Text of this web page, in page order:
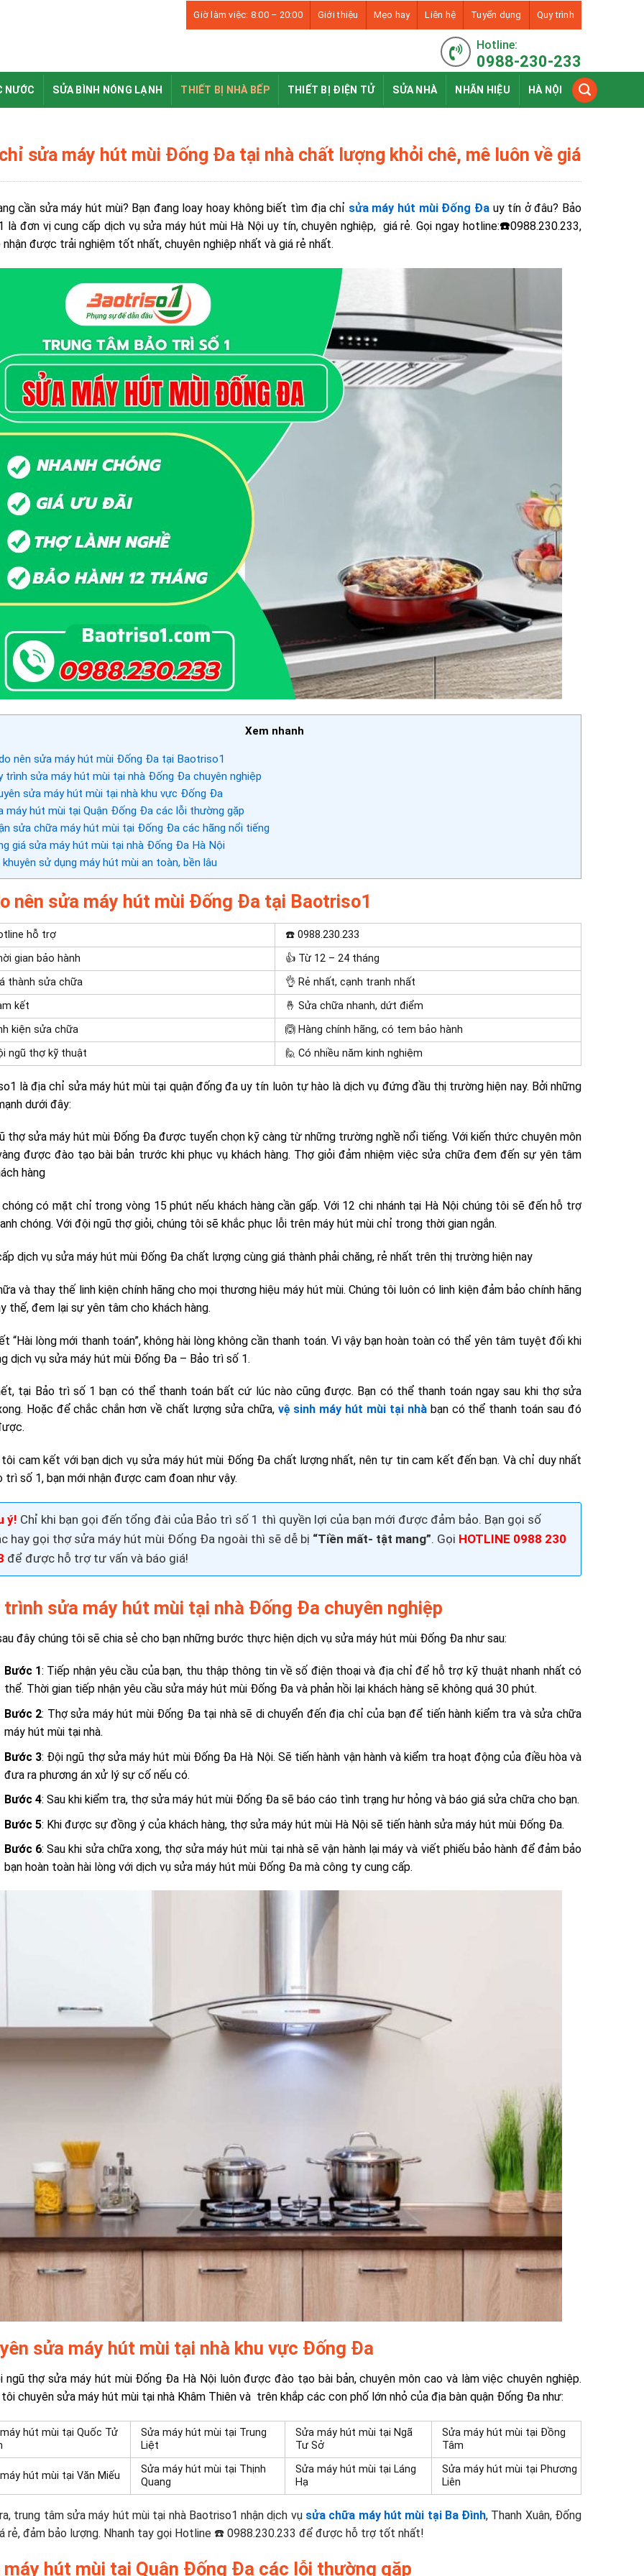
Giờ làm việc: 8:00 – 20:00 Giới thiệu Mẹo hay Liên hệ Tuyển dụng Quy trình
Hotline:
0988-230-233
NƯỚC SỬA BÌNH NÓNG LẠNH THIẾT BỊ NHÀ BẾP THIẾT BỊ ĐIỆN TỬ SỬA NHÀ NHÃN HIỆU HÀ NỘI
sửa máy hút mùi Đống Đa tại nhà chất lượng khỏi chê, mê luôn về giá
cần sửa máy hút mùi? Bạn đang loay hoay không biết tìm địa chỉ sửa máy hút mùi Đống Đauy tín ở đâu? Bảo
là đơn vị cung cấp dịch vụ sửa máy hút mùi Hà Nội uy tín, chuyên nghiệp, giá rẻ. Gọi ngay hotline:☎️0988.230.233,
nhận được trải nghiệm tốt nhất, chuyên nghiệp nhất và giá rẻ nhất.
Xem nhanh
nên sửa máy hút mùi Đống Đa tại Baotriso1
trình sửa máy hút mùi tại nhà Đống Đa chuyên nghiệp
sửa máy hút mùi tại nhà khu vực Đống Đa
máy hút mùi tại Quận Đống Đa các lỗi thường gặp
sửa chữa máy hút mùi tại Đống Đa các hãng nổi tiếng
giá sửa máy hút mùi tại nhà Đống Đa Hà Nội
khuyên sử dụng máy hút mùi an toàn, bền lâu
nên sửa máy hút mùi Đống Đa tại Baotriso1
hỗ trợ
☎️ 0988.230.233
gian bảo hành
👍 Từ 12 – 24 tháng
thành sửa chữa
👌 Rẻ nhất, cạnh tranh nhất
kết
🤞 Sửa chữa nhanh, dứt điểm
kiện sửa chữa
🙆 Hàng chính hãng, có tem bảo hành
ngũ thợ kỹ thuật
🙋 Có nhiều năm kinh nghiệm
là địa chỉ sửa máy hút mùi tại quận đống đa uy tín luôn tự hào là dịch vụ đứng đầu thị trường hiện nay. Bởi những
dưới đây:
thợ sửa máy hút mùi Đống Đa được tuyển chọn kỹ càng từ những trường nghề nổi tiếng. Với kiến thức chuyên môn
được đào tạo bài bản trước khi phục vụ khách hàng. Thợ giỏi đảm nhiệm việc sửa chữa đem đến sự yên tâm
hàng
chóng có mặt chỉ trong vòng 15 phút nếu khách hàng cần gấp. Với 12 chi nhánh tại Hà Nội chúng tôi sẽ đến hỗ trợ
chóng. Với đội ngũ thợ giỏi, chúng tôi sẽ khắc phục lỗi trên máy hút mùi chỉ trong thời gian ngắn.
dịch vụ sửa máy hút mùi Đống Đa chất lượng cùng giá thành phải chăng, rẻ nhất trên thị trường hiện nay
và thay thế linh kiện chính hãng cho mọi thương hiệu máy hút mùi. Chúng tôi luôn có linh kiện đảm bảo chính hãng
thế, đem lại sự yên tâm cho khách hàng.
“Hài lòng mới thanh toán”, không hài lòng không cần thanh toán. Vì vậy bạn hoàn toàn có thể yên tâm tuyệt đối khi
dịch vụ sửa máy hút mùi Đống Đa – Bảo trì số 1.
tại Bảo trì số 1 bạn có thể thanh toán bất cứ lúc nào cũng được. Bạn có thể thanh toán ngay sau khi thợ sửa
Hoặc để chắc chắn hơn về chất lượng sửa chữa, vệ sinh máy hút mùi tại nhàbạn có thể thanh toán sau đó
tôi cam kết với bạn dịch vụ sửa máy hút mùi Đống Đa chất lượng nhất, nên tự tin cam kết đến bạn. Và chỉ duy nhất
trì số 1, bạn mới nhận được cam đoan như vậy.
ý! Chỉ khi bạn gọi đến tổng đài của Bảo trì số 1 thì quyền lợi của bạn mới được đảm bảo. Bạn gọi số
hay gọi thợ sửa máy hút mùi Đống Đa ngoài thì sẽ dễ bị “Tiền mất- tật mang”. Gọi HOTLINE 0988 230
để được hỗ trợ tư vấn và báo giá!
trình sửa máy hút mùi tại nhà Đống Đa chuyên nghiệp
đây chúng tôi sẽ chia sẻ cho bạn những bước thực hiện dịch vụ sửa máy hút mùi Đống Đa như sau:
Bước 1: Tiếp nhận yêu cầu của bạn, thu thập thông tin về số điện thoại và địa chỉ để hỗ trợ kỹ thuật nhanh nhất có
thể. Thời gian tiếp nhận yêu cầu sửa máy hút mùi Đống Đa và phản hồi lại khách hàng sẽ không quá 30 phút.
Bước 2: Thợ sửa máy hút mùi Đống Đa tại nhà sẽ di chuyển đến địa chỉ của bạn để tiến hành kiểm tra và sửa chữa
máy hút mùi tại nhà.
Bước 3: Đội ngũ thợ sửa máy hút mùi Đống Đa Hà Nội. Sẽ tiến hành vận hành và kiểm tra hoạt động của điều hòa và
đưa ra phương án xử lý sự cố nếu có.
Bước 4: Sau khi kiểm tra, thợ sửa máy hút mùi Đống Đa sẽ báo cáo tình trạng hư hỏng và báo giá sửa chữa cho bạn.
Bước 5: Khi được sự đồng ý của khách hàng, thợ sửa máy hút mùi Hà Nội sẽ tiến hành sửa máy hút mùi Đống Đa.
Bước 6: Sau khi sửa chữa xong, thợ sửa máy hút mùi tại nhà sẽ vận hành lại máy và viết phiếu bảo hành để đảm bảo
bạn hoàn toàn hài lòng với dịch vụ sửa máy hút mùi Đống Đa mà công ty cung cấp.
sửa máy hút mùi tại nhà khu vực Đống Đa
ngũ thợsửa máy hút mùi Đống Đa Hà Nội luôn được đào tạo bài bản, chuyên môn cao và làm việc chuyên nghiệp.
tôi chuyên sửa máy hút mùi tại nhà Khâm Thiên và trên khắp các con phố lớn nhỏ của địa bàn quận Đống Đa như:
hút mùi tạiQuốc Tử
Sửa máy hút mùi tại Trung
Liệt
Sửa máy hút mùi tại Ngã
Tư Sở
Sửa máy hút mùi tại Đồng
Tâm
hút mùi tạiVăn Miếu
Sửa máy hút mùi tại Thịnh
Quang
Sửa máy hút mùi tại Láng
Hạ
Sửa máy hút mùi tại Phương
Liên
trung tâm sửa máy hút mùi tại nhà Baotriso1 nhận dịch vụ sửa chữa máy hút mùi tại Ba Đình, Thanh Xuân, Đống
rẻ, đảm bảo lượng. Nhanh tay gọi Hotline ☎️ 0988.230.233 để được hỗ trợ tốt nhất!
máy hút mùi tại Quận Đống Đa các lỗi thường gặp